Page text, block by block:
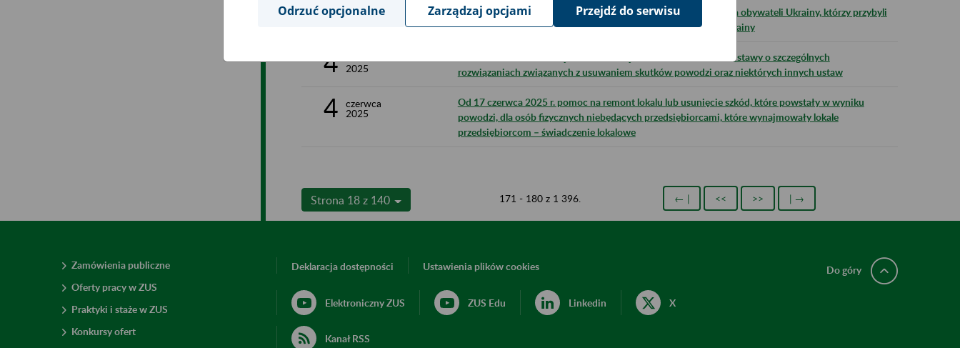
6 czerwca
Zmiana terminu wypłaty świadczenia wychowawczego 800+ dla obywateli Ukrainy, którzy przybyli
do Polski w związku z działaniami wojennymi na terytorium Ukrainy
4
2025
Świadczenie interwencyjne - aktualizacja w związku ze zmianą ustawy o szczególnych
rozwiązaniach związanych z usuwaniem skutków powodzi oraz niektórych innych ustaw
4
czerwca
2025
Od 17 czerwca 2025 r. pomoc na remont lokalu lub usunięcie szkód, które powstały w wyniku
powodzi, dla osób fizycznych niebędących przedsiębiorcami, które wynajmowały lokale
przedsiębiorcom – świadczenie lokalowe
Strona 18 z 140 171 - 180 z 1 396. ← | << >> | →
Zamówienia publiczne
Oferty pracy w ZUS
Praktyki i staże w ZUS
Konkursy ofert
Deklaracja dostępności Ustawienia plików cookies
Elektroniczny ZUS ZUS Edu Linkedin X
Kanał RSS
Do góry
Odrzuć opcjonalne Zarządzaj opcjami Przejdź do serwisu